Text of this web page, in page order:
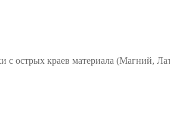
с острых краев материала (Магний,